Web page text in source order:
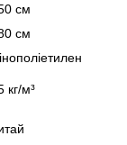
см
см
кг/м³